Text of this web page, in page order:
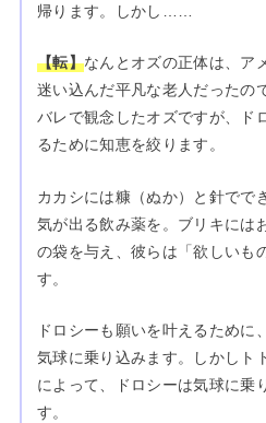
帰ります。しかし……
【転】なんとオズの正体は、ア
迷い込んだ平凡な老人だったの
バレで観念したオズですが、ド
るために知恵を絞ります。
カカシには糠（ぬか）と針でで
気が出る飲み薬を。ブリキには
の袋を与え、彼らは「欲しいも
す。
ドロシーも願いを叶えるために
気球に乗り込みます。しかしト
によって、ドロシーは気球に乗
す。